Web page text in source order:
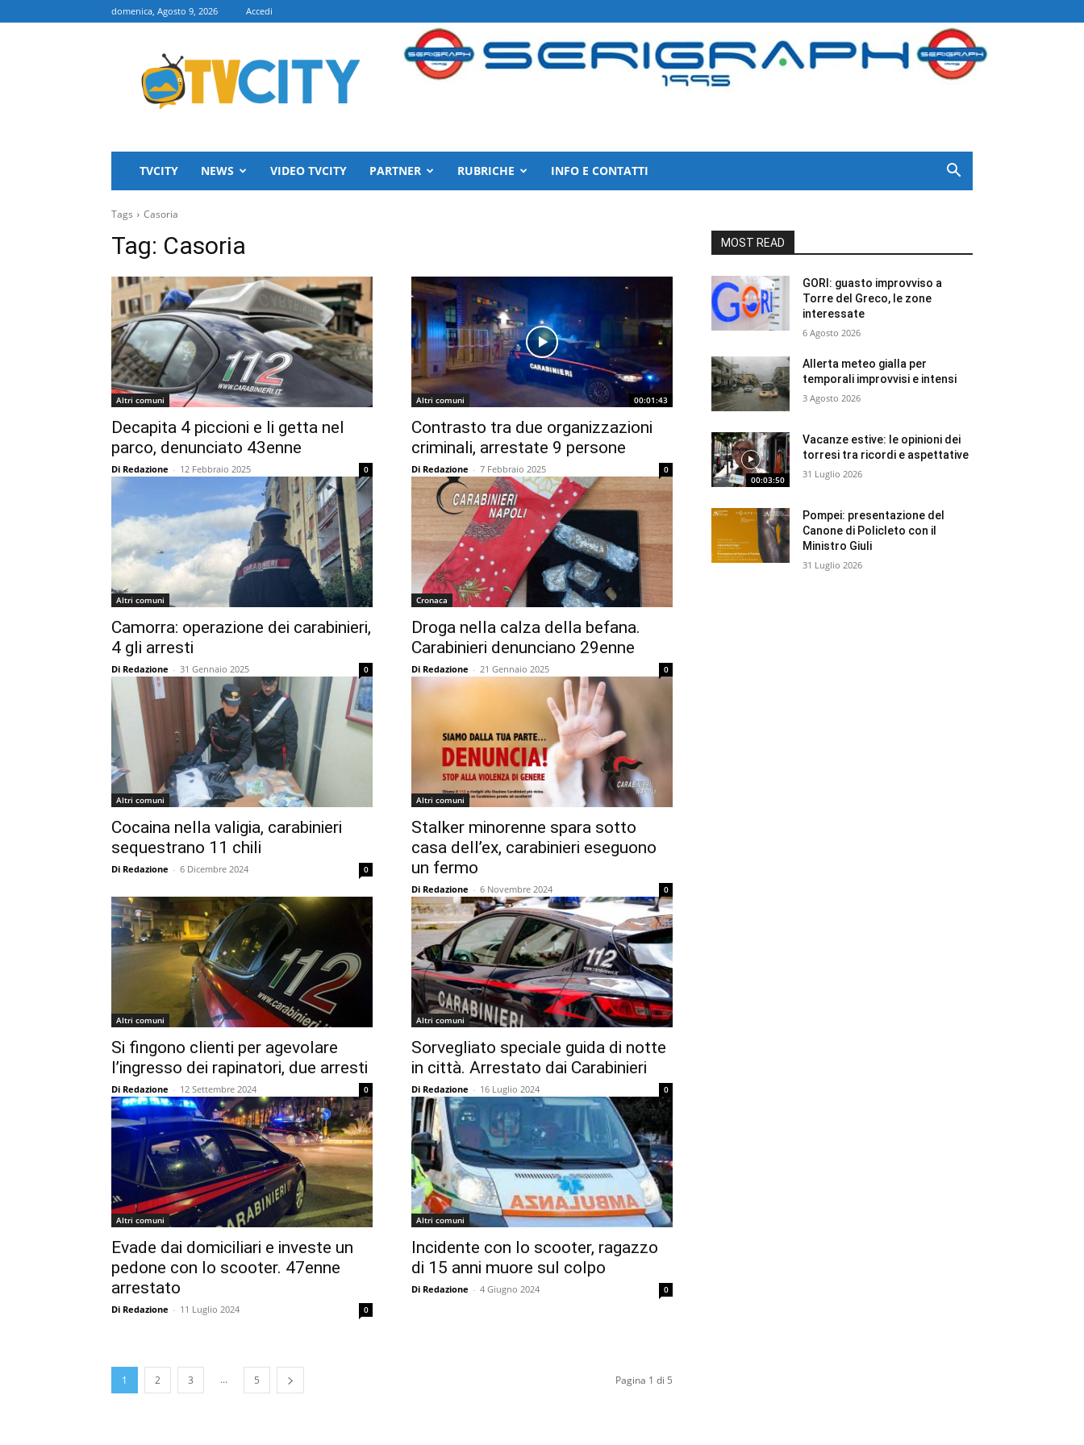
domenica, Agosto 9, 2026 Accedi
TVCITY
TVCITY NEWS VIDEO TVCITY PARTNER RUBRICHE INFO E CONTATTI
Tags Casoria
Tag: Casoria
Altri comuni
Decapita 4 piccioni e li getta nel
parco, denunciato 43enne
Di Redazione - 12 Febbraio 2025 0
Altri comuni 00:01:43
Contrasto tra due organizzazioni
criminali, arrestate 9 persone
Di Redazione - 7 Febbraio 2025 0
Altri comuni
Camorra: operazione dei carabinieri,
4 gli arresti
Di Redazione - 31 Gennaio 2025 0
Cronaca
Droga nella calza della befana.
Carabinieri denunciano 29enne
Di Redazione - 21 Gennaio 2025 0
Altri comuni
Cocaina nella valigia, carabinieri
sequestrano 11 chili
Di Redazione - 6 Dicembre 2024 0
Altri comuni
Stalker minorenne spara sotto
casa dell’ex, carabinieri eseguono
un fermo
Di Redazione - 6 Novembre 2024 0
Altri comuni
Si fingono clienti per agevolare
l’ingresso dei rapinatori, due arresti
Di Redazione - 12 Settembre 2024 0
Altri comuni
Sorvegliato speciale guida di notte
in città. Arrestato dai Carabinieri
Di Redazione - 16 Luglio 2024 0
Altri comuni
Evade dai domiciliari e investe un
pedone con lo scooter. 47enne
arrestato
Di Redazione - 11 Luglio 2024 0
Altri comuni
Incidente con lo scooter, ragazzo
di 15 anni muore sul colpo
Di Redazione - 4 Giugno 2024 0
1 2 3 ... 5 Pagina 1 di 5
MOST READ
GORI: guasto improvviso a
Torre del Greco, le zone
interessate
6 Agosto 2026
Allerta meteo gialla per
temporali improvvisi e intensi
3 Agosto 2026
00:03:50
Vacanze estive: le opinioni dei
torresi tra ricordi e aspettative
31 Luglio 2026
Pompei: presentazione del
Canone di Policleto con il
Ministro Giuli
31 Luglio 2026